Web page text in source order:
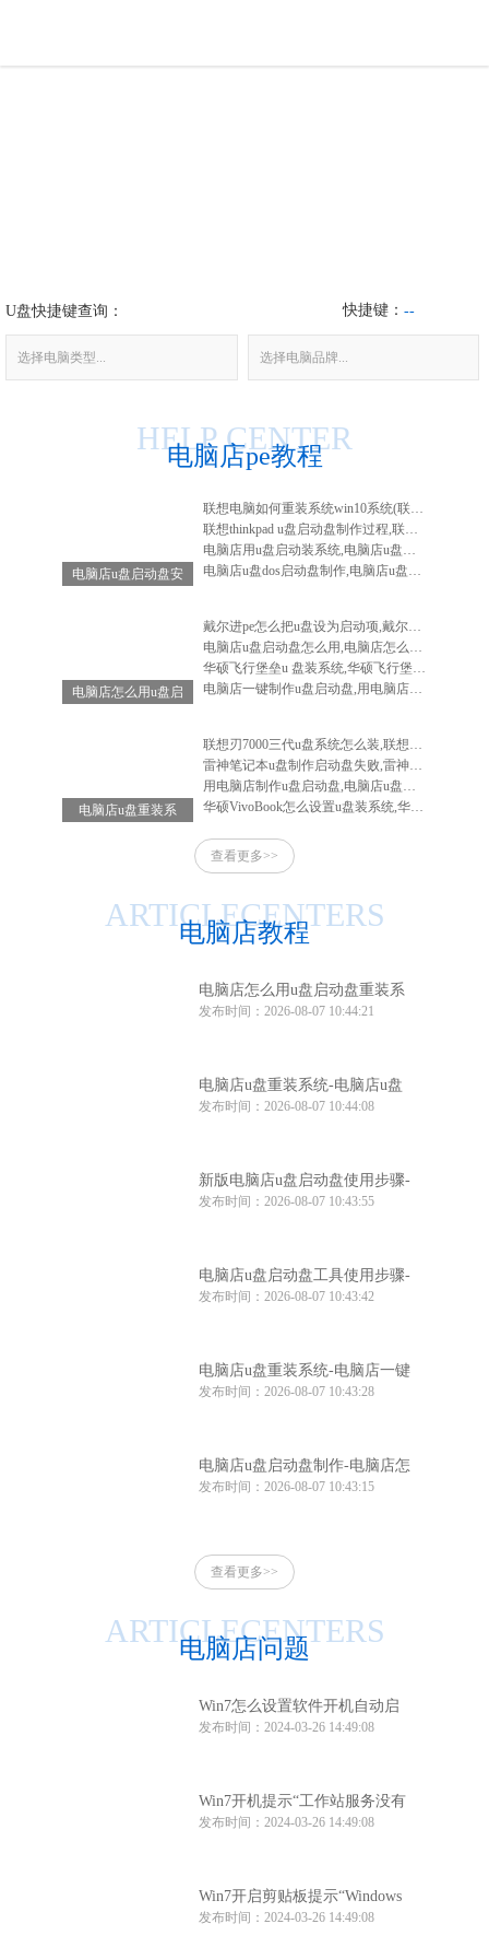
电脑问题
U盘快捷键查询：
选择电脑类型... 选择电脑品牌...
快捷键： --
电脑店pe教程
HELP CENTER
电脑店u盘启动盘安
联想电脑如何重装系统win10系统(联想电脑怎么重装系统win10系统)
联想thinkpad u盘启动盘制作过程,联想笔记本u盘启动盘制作
电脑店用u盘启动装系统,电脑店u盘启动盘安装系统
电脑店u盘dos启动盘制作,电脑店u盘启动盘制作软件
电脑店怎么用u盘启
戴尔进pe怎么把u盘设为启动项,戴尔电脑进入bios设置u盘启动
电脑店u盘启动盘怎么用,电脑店怎么做启动u盘
华硕飞行堡垒u 盘装系统,华硕飞行堡垒装系统教程
电脑店一键制作u盘启动盘,用电脑店制作u盘启动盘
电脑店u盘重装系
联想刃7000三代u盘系统怎么装,联想刃7000怎么重装系统
雷神笔记本u盘制作启动盘失败,雷神笔记本u盘启动不了
用电脑店制作u盘启动盘,电脑店u盘启动盘制作工具教程
华硕VivoBook怎么设置u盘装系统,华硕vivobook如何重装系统
查看更多>>
电脑店教程
ARTICLECENTERS
电脑店怎么用u盘启动盘重装系
统-电脑店怎么使用u盘重装系统
发布时间：2026-08-07 10:44:21
电脑店u盘重装系统-电脑店u盘
重装系统步骤
发布时间：2026-08-07 10:44:08
新版电脑店u盘启动盘使用步骤-
电脑店u盘启动教程
发布时间：2026-08-07 10:43:55
电脑店u盘启动盘工具使用步骤-
电脑店u盘启动盘制作工具
发布时间：2026-08-07 10:43:42
电脑店u盘重装系统-电脑店一键
u盘重装系统
发布时间：2026-08-07 10:43:28
电脑店u盘启动盘制作-电脑店怎
么制作u盘启动盘
发布时间：2026-08-07 10:43:15
查看更多>>
电脑店问题
ARTICLECENTERS
Win7怎么设置软件开机自动启
动？Win7软件开机自动启动设
发布时间：2024-03-26 14:49:08
Win7开机提示“工作站服务没有
启动”怎么办？
发布时间：2024-03-26 14:49:08
Win7开启剪贴板提示“Windows
找不到clipbrd.exe文件”怎么办
发布时间：2024-03-26 14:49:08